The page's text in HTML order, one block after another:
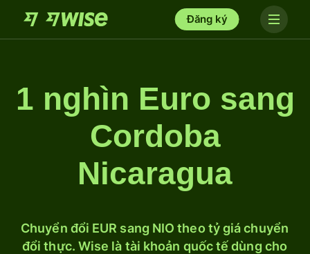
Đăng ký
1 nghìn Euro sang
Cordoba
Nicaragua
Chuyển đổi EUR sang NIO theo tỷ giá chuyển
đổi thực. Wise là tài khoản quốc tế dùng cho